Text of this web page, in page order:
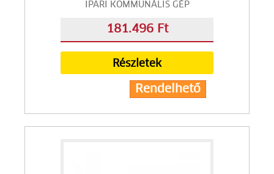
IPARI KOMMUNÁLIS GÉP
181.496 Ft
Részletek
Rendelhető